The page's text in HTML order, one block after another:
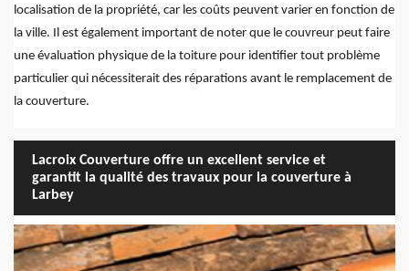
localisation de la propriété, car les coûts peuvent varier en fonction de
la ville. Il est également important de noter que le couvreur peut faire
une évaluation physique de la toiture pour identifier tout problème
particulier qui nécessiterait des réparations avant le remplacement de
la couverture.
Lacroix Couverture offre un excellent service et
garantit la qualité des travaux pour la couverture à
Larbey